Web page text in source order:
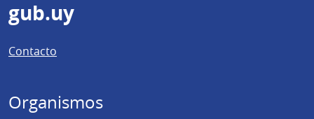
Pie
de
página
gub.uy
Contacto
Organismos